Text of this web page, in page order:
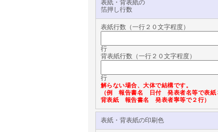
表紙・背表紙の
箔押し行数
表紙行数（一行２０文字程度）
行
背表紙行数（一行２０文字程度）
行
解らない場合、大体で結構です。
（例 報告書名 日付 発表者名等で表紙
背表紙 報告書名 発表者寧等で２行）
表紙・背表紙の印刷色